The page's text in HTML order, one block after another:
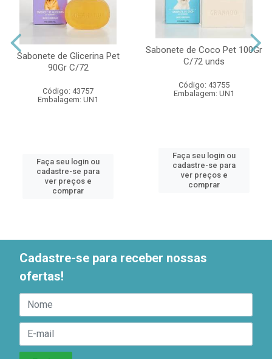
Sabonete de Glicerina Pet
90Gr C/72
Código: 43757
Embalagem: UN1
Faça seu login ou
cadastre-se para
ver preços e
comprar
Sabonete de Coco Pet 100Gr
C/72 unds
Código: 43755
Embalagem: UN1
Faça seu login ou
cadastre-se para
ver preços e
comprar
Cadastre-se para receber nossas
ofertas!